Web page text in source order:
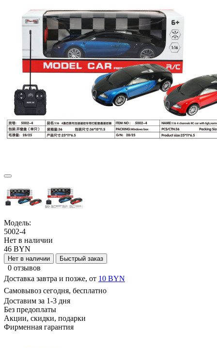
Модель:
5002-4
Нет в наличии
46 BYN
Нет в наличии Быстрый заказ
0 отзывов
Доставка завтра и позже, от 10 BYN
Самовывоз сегодня, бесплатно
Доставим за 1-3 дня
Без предоплаты
Акции, скидки, подарки
Фирменная гарантия